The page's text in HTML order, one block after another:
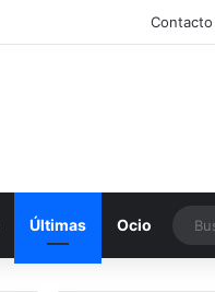
Contacto
Últimas Ocio